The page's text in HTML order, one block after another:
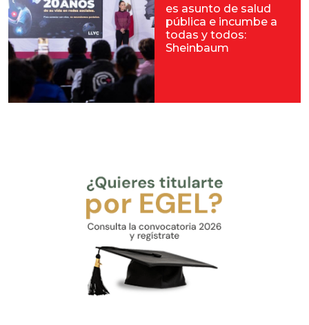
es asunto de salud
pública e incumbe a
todas y todos:
Sheinbaum